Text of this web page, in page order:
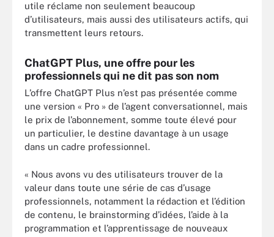
utile réclame non seulement beaucoup
d’utilisateurs, mais aussi des utilisateurs actifs, qui
transmettent leurs retours.
ChatGPT Plus, une offre pour les
professionnels qui ne dit pas son nom
L’offre ChatGPT Plus n’est pas présentée comme
une version « Pro » de l’agent conversationnel, mais
le prix de l’abonnement, somme toute élevé pour
un particulier, le destine davantage à un usage
dans un cadre professionnel.
« Nous avons vu des utilisateurs trouver de la
valeur dans toute une série de cas d’usage
professionnels, notamment la rédaction et l’édition
de contenu, le brainstorming d’idées, l’aide à la
programmation et l’apprentissage de nouveaux